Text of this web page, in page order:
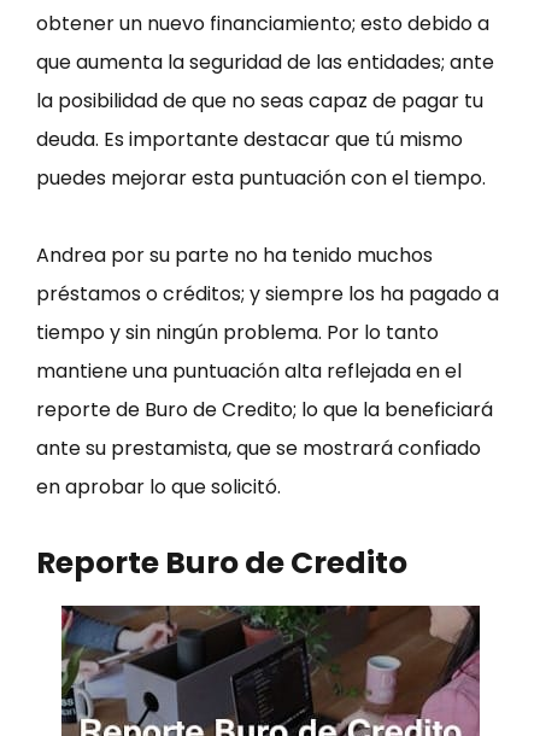
obtener un nuevo financiamiento; esto debido a
que aumenta la seguridad de las entidades; ante
la posibilidad de que no seas capaz de pagar tu
deuda. Es importante destacar que tú mismo
puedes mejorar esta puntuación con el tiempo.
Andrea por su parte no ha tenido muchos
préstamos o créditos; y siempre los ha pagado a
tiempo y sin ningún problema. Por lo tanto
mantiene una puntuación alta reflejada en el
reporte de Buro de Credito; lo que la beneficiará
ante su prestamista, que se mostrará confiado
en aprobar lo que solicitó.
Reporte Buro de Credito